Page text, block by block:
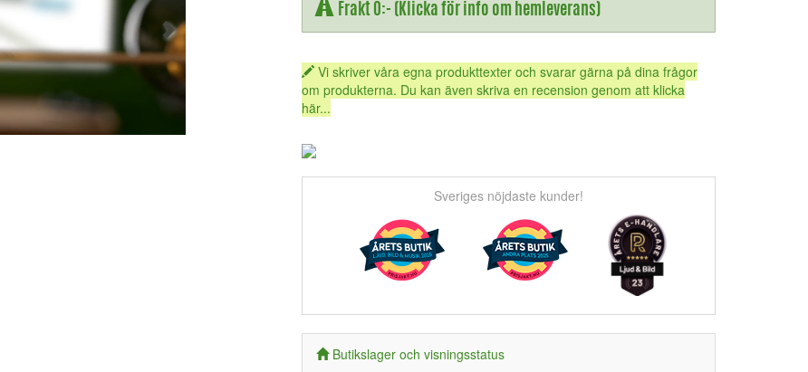
Frakt 0:- (Klicka för info om hemleverans)
Vi skriver våra egna produkttexter och svarar gärna på dina frågor
om produkterna. Du kan även skriva en recension genom att klicka
här...
Sveriges nöjdaste kunder!
Butikslager och visningsstatus